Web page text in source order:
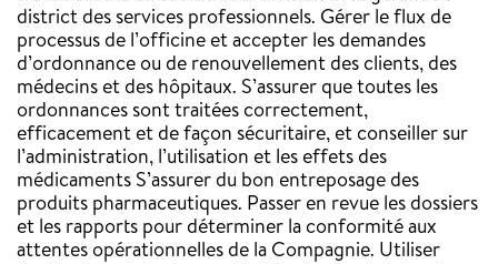
district des services professionnels. Gérer le flux de
processus de l’officine et accepter les demandes
d’ordonnance ou de renouvellement des clients, des
médecins et des hôpitaux. S’assurer que toutes les
ordonnances sont traitées correctement,
efficacement et de façon sécuritaire, et conseiller sur
l’administration, l’utilisation et les effets des
médicaments S’assurer du bon entreposage des
produits pharmaceutiques. Passer en revue les dossiers
et les rapports pour déterminer la conformité aux
attentes opérationnelles de la Compagnie. Utiliser